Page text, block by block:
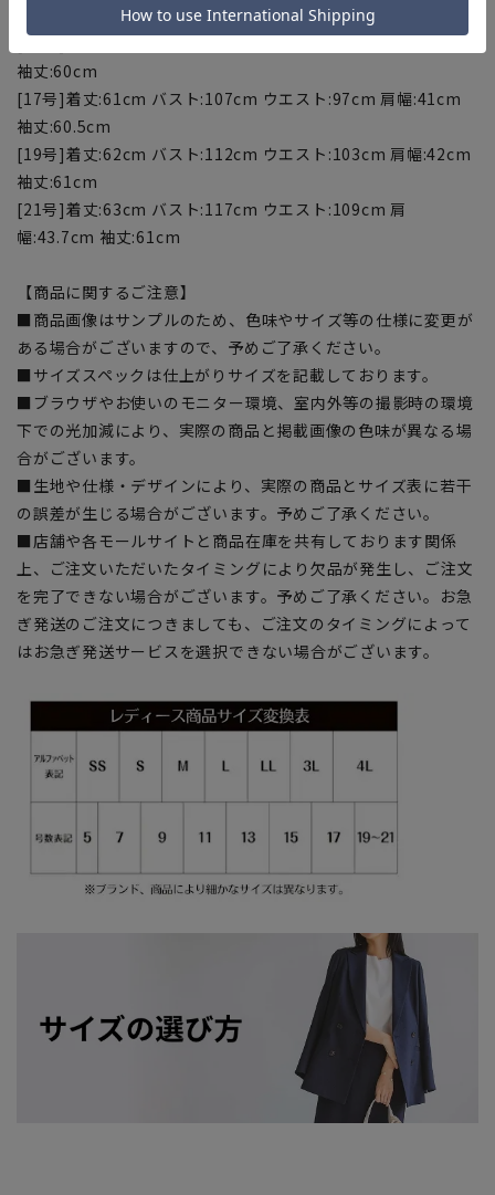
[15号]着丈:60cm バスト:102cm ウエスト:91cm 肩幅:40cm
袖丈:60cm
[17号]着丈:61cm バスト:107cm ウエスト:97cm 肩幅:41cm
袖丈:60.5cm
[19号]着丈:62cm バスト:112cm ウエスト:103cm 肩幅:42cm
袖丈:61cm
[21号]着丈:63cm バスト:117cm ウエスト:109cm 肩
幅:43.7cm 袖丈:61cm
【商品に関するご注意】
■商品画像はサンプルのため、色味やサイズ等の仕様に変更が
ある場合がございますので、予めご了承ください。
■サイズスペックは仕上がりサイズを記載しております。
■ブラウザやお使いのモニター環境、室内外等の撮影時の環境
下での光加減により、実際の商品と掲載画像の色味が異なる場
合がございます。
■生地や仕様・デザインにより、実際の商品とサイズ表に若干
の誤差が生じる場合がございます。予めご了承ください。
■店舗や各モールサイトと商品在庫を共有しております関係
上、ご注文いただいたタイミングにより欠品が発生し、ご注文
を完了できない場合がございます。予めご了承ください。お急
ぎ発送のご注文につきましても、ご注文のタイミングによって
はお急ぎ発送サービスを選択できない場合がございます。